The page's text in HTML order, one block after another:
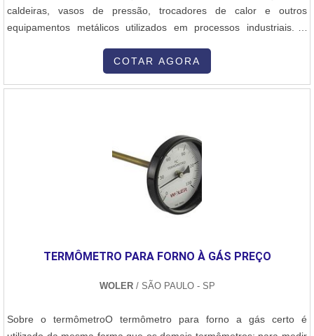
caldeiras, vasos de pressão, trocadores de calor e outros
equipamentos metálicos utilizados em processos industriais. A
de grande porte, que exigem alta precisão no corte, soldagem,
conformação e montagem dos materiais. Aqui está uma visão geral
funções essenciais em diversas indústrias, como a petroquímica,
siderurgia, geração de energia, naval, química, entre outras. Esses
equipamentos são responsáveis por processos que envolvem a
troca de calor, armazenamento de líquidos ou gases sob alta
pressão, e condução de fluidos em temperaturas e pressões
combustíveis ou através de processos industriais, com aplicações
na geração de energia ou em sistemas de aquecimento. Vasos de
temperaturas, como os utilizados em indústrias químicas e
petroquímicas. Trocadores de Calor: Equipamentos que permitem
COTAR AGORA
TERMÔMETRO PARA FORNO À GÁS PREÇO
WOLER/ SÃO PAULO - SP
Sobre o termômetroO termômetro para forno a gás certo é